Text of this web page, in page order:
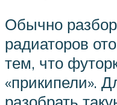
Обычно
радиаторов
тем, что
«прикипели».